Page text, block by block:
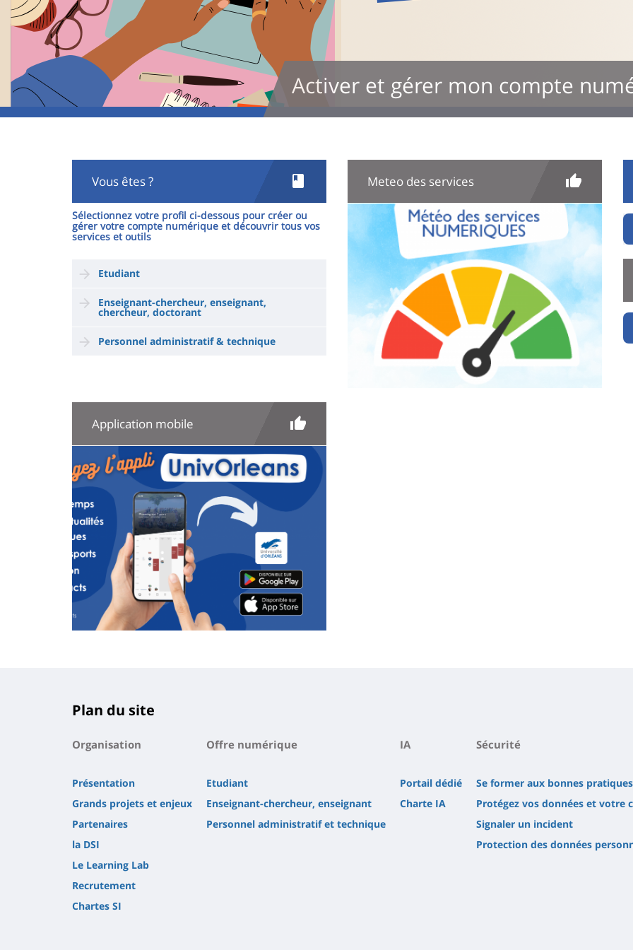
Activer et gérer mon compte
Vous êtes ?
Sélectionnez votre profil ci-dessous pour créer ou
gérer votre compte numérique etdécouvrir tous vos
services et outils
Etudiant
Enseignant-chercheur, enseignant,
chercheur, doctorant
Personnel administratif & technique
Meteo des services
Application mobile
Plan du site
Organisation
Présentation
Grands projets et enjeux
Partenaires
la DSI
Le Learning Lab
Recrutement
Chartes SI
Offre numérique
Etudiant
Enseignant-chercheur, enseignant
Personnel administratif et technique
IA
Portail dédié
Charte IA
Sécurité
Se former aux bonnes pratiques
Protégez vos données et votre
Signaler un incident
Protection des données